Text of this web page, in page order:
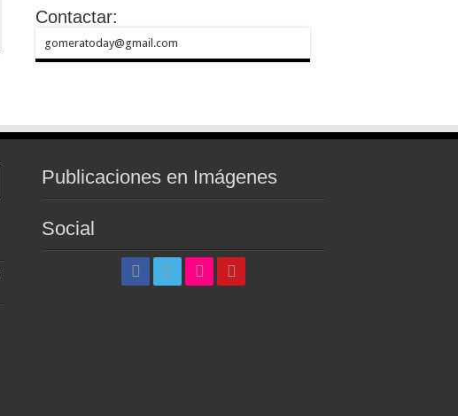
Contactar:
gomeratoday@gmail.com
Publicaciones en Imágenes
Social